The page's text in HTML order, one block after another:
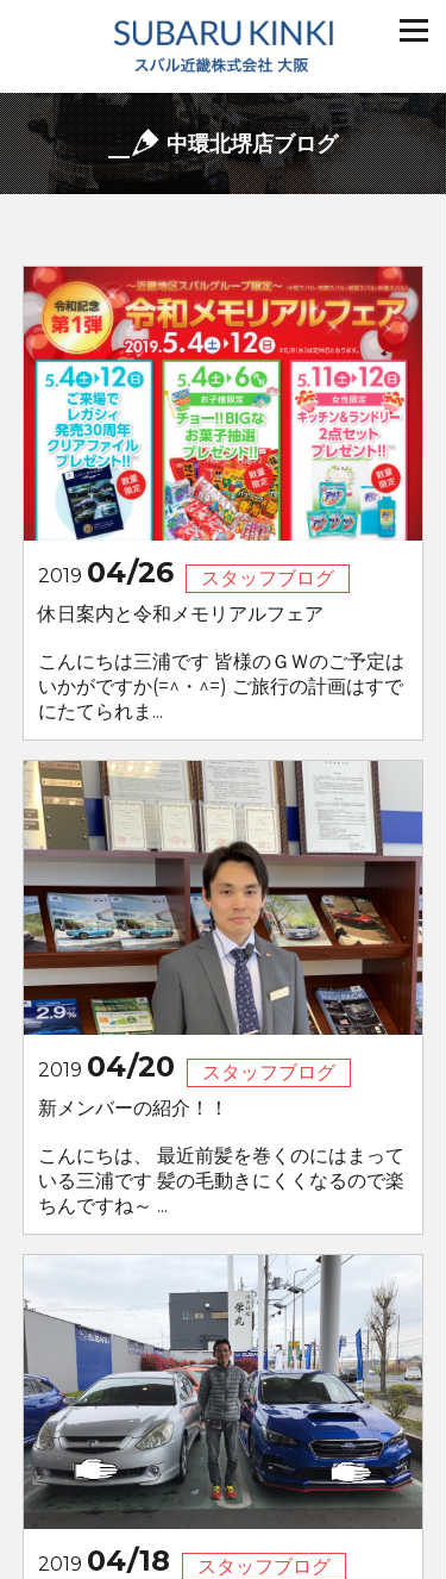
中環北堺店ブログ
2019 04/26
スタッフブログ
休日案内と令和メモリアルフェア
こんにちは三浦です 皆様のＧＷのご予定は
いかがですか(=^・^=) ご旅行の計画はすで
にたてられま...
2019 04/20
スタッフブログ
新メンバーの紹介！！
こんにちは、 最近前髪を巻くのにはまって
いる三浦です 髪の毛動きにくくなるので楽
ちんですね～ ...
2019 04/18
スタッフブログ